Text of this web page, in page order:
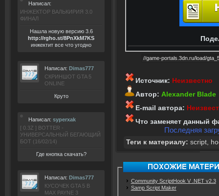
Написал:
ИНЖЕКТОР ВАЛЬКИРИЯ 3.0
ФИНАЛ
Нашла новую версию 3.6
http://rgho.st/8PnXkM7KS
инжектит все что угодно
Написал: Dimas777
СКРИНШОТ GTA 5
ONLINE
Круто
Написал: syperxak
[ 0.3Z ] BOTTER -
УНИВЕРСАЛЬНЫЙ БЕГАЮЩИЙ
БОТ (16/02/14)
Где кнопка скачать?
Написал: Dimas777
КУСОЧЕК GTA 5 В
MAX PAYNE 3
Источник: Неизвестно
Автор: Alexander Blade
E-mail автора:
Что заменяет данный
Последняя
Теги к материалу: script
Community ScriptHook V .NET v2.3
Samp Script Maker